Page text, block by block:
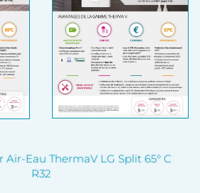
Eau ThermaV LG Split 65° C
R32